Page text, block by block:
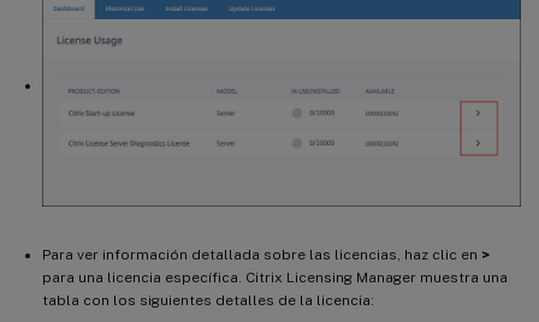
Para ver información detallada sobre las licencias, haz clic en >
para una licencia específica. Citrix Licensing Manager muestra una
tabla con los siguientes detalles de la licencia: